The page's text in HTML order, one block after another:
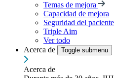
Temas de mejora
Capacidad de mejora
Seguridad del paciente
Triple Aim
Ver todo
Acerca de
Toggle submenu
Acerca de